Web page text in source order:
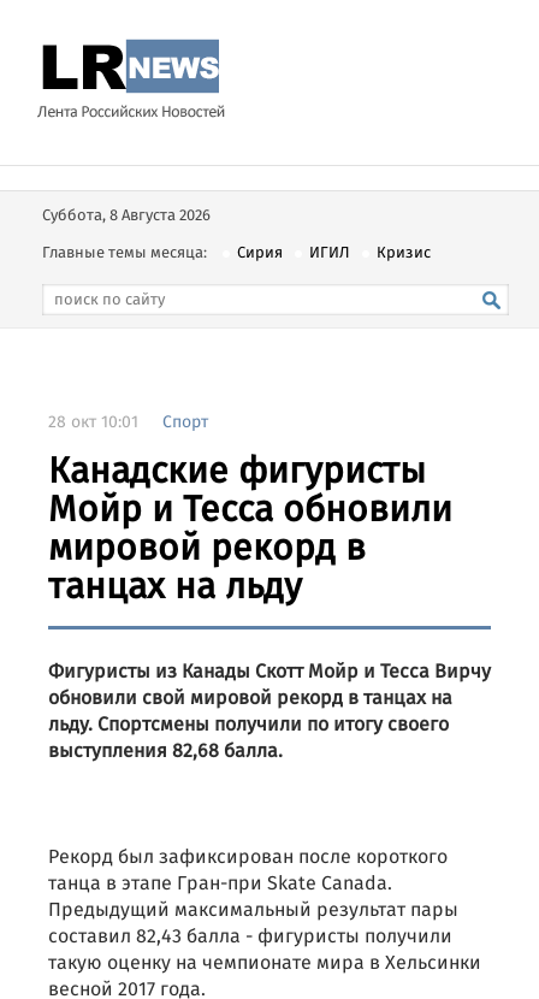
Суббота, 8 Августа 2026
Главные темы месяца:
Сирия ИГИЛ Кризис
28 окт 10:01 Спорт
Канадские фигуристы
Мойр и Тесса обновили
мировой рекорд в
танцах на льду
Фигуристы из Канады Скотт Мойр и Тесса Вирчу
обновили свой мировой рекорд в танцах на
льду. Спортсмены получили по итогу своего
выступления 82,68 балла.
Рекорд был зафиксирован после короткого
танца в этапе Гран-при Skate Canada.
Предыдущий максимальный результат пары
составил 82,43 балла - фигуристы получили
такую оценку на чемпионате мира в Хельсинки
весной 2017 года.